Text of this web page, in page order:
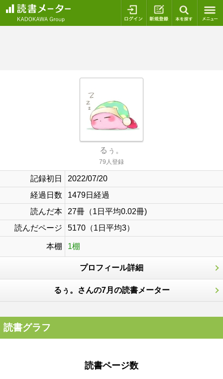
ログイン 新規登録
るぅ。
79人登録
記録初日
2022/07/20
経過日数
1479日経過
読んだ本
27冊（1日平均0.02冊)
読んだページ
5170（1日平均3）
本棚 1棚
プロフィール詳細
るぅ。さんの7月の読書メーター
読書グラフ
読書ページ数